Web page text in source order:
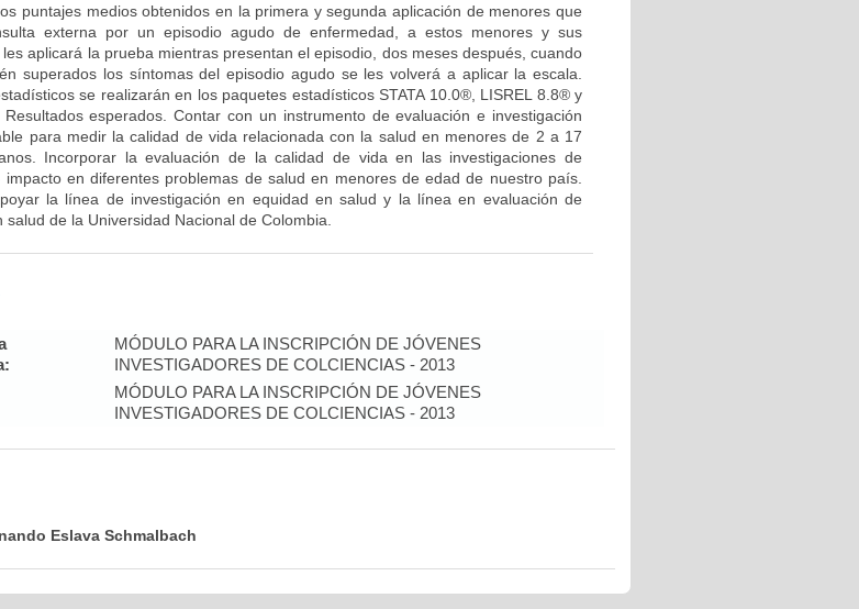
puntajes medios obtenidos en la primera y segunda aplicación de menores que
externa por un episodio agudo de enfermedad, a estos menores y sus
aplicará la prueba mientras presentan el episodio, dos meses después, cuando
superados los síntomas del episodio agudo se les volverá a aplicar la escala.
se realizarán en los paquetes estadísticos STATA 10.0®, LISREL 8.8® y
Resultados esperados. Contar con un instrumento de evaluación e investigación
para medir la calidad de vida relacionada con la salud en menores de 2 a 17
Incorporar la evaluación de la calidad de vida en las investigaciones de
impacto en diferentes problemas de salud en menores de edad de nuestro país.
la línea de investigación en equidad en salud y la línea en evaluación de
salud de la Universidad Nacional de Colombia.
MÓDULO PARA LA INSCRIPCIÓN DE JÓVENES
INVESTIGADORES DE COLCIENCIAS - 2013
MÓDULO PARA LA INSCRIPCIÓN DE JÓVENES
INVESTIGADORES DE COLCIENCIAS - 2013
Eslava Schmalbach